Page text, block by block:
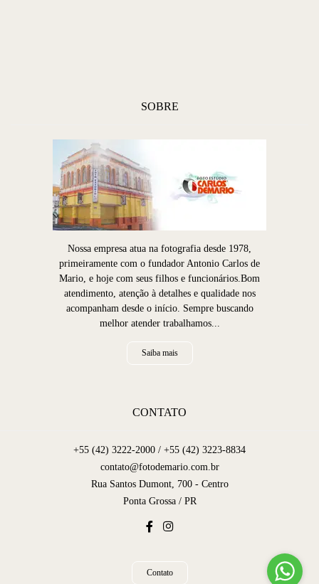
SOBRE
Nossa empresa atua na fotografia desde 1978,
primeiramente com o fundador Antonio Carlos de
Mario, e hoje com seus filhos e funcionários.Bom
atendimento, atenção à detalhes e qualidade nos
acompanham desde o início. Sempre buscando
melhor atender trabalhamos...
Saiba mais
CONTATO
+55 (42) 3222-2000 / +55 (42) 3223-8834
contato@fotodemario.com.br
Rua Santos Dumont, 700 - Centro
Ponta Grossa / PR
Contato